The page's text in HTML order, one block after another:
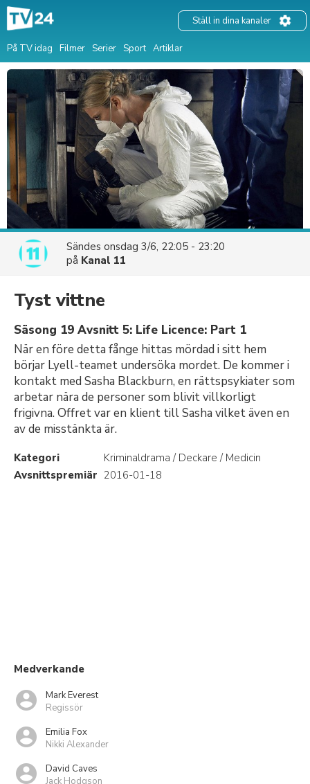
På TV idag Filmer Serier Sport Artiklar
Ställ in dina kanaler
Sändes onsdag 3/6, 22:05 - 23:20
på Kanal 11
Tyst vittne
Säsong 19 Avsnitt 5: Life Licence: Part 1
När en före detta fånge hittas mördad i sitt hem
börjar Lyell-teamet undersöka mordet. De kommer i
kontakt med Sasha Blackburn, en rättspsykiater som
arbetar nära de personer som blivit villkorligt
frigivna. Offret var en klient till Sasha vilket även en
av de misstänkta är.
Kategori
Kriminaldrama / Deckare / Medicin
Avsnittspremiär 2016-01-18
Medverkande
Mark Everest
Regissör
Emilia Fox
Nikki Alexander
David Caves
Jack Hodgson